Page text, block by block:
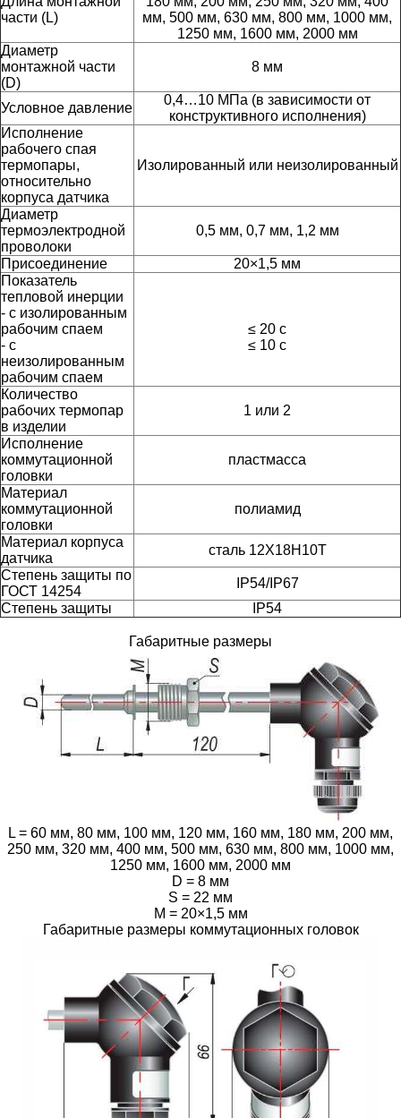
части (L)
мм, 500 мм, 630 мм, 800 мм, 1000 мм,
1250 мм, 1600 мм, 2000 мм
Диаметр
монтажной части
(D)
8 мм
Условное давление
0,4…10 МПа (в зависимости от
конструктивного исполнения)
Исполнение
рабочего спая
термопары,
относительно
корпуса датчика
Изолированный или неизолированный
Диаметр
термоэлектродной
проволоки
0,5 мм, 0,7 мм, 1,2 мм
Присоединение
20×1,5 мм
Показатель
тепловой инерции
- с изолированным
рабочим спаем
- с
неизолированным
рабочим спаем
≤ 20 с
≤ 10 с
Количество
рабочих термопар
в изделии
1 или 2
Исполнение
коммутационной
головки
пластмасса
Материал
коммутационной
головки
полиамид
Материал корпуса
датчика
сталь 12Х18Н10Т
Степень защиты по
ГОСТ 14254
IP54/IP67
Степень защиты
IP54
Габаритные размеры
L = 60 мм, 80 мм, 100 мм, 120 мм, 160 мм, 180 мм, 200 мм,
250 мм, 320 мм, 400 мм, 500 мм, 630 мм, 800 мм, 1000 мм,
1250 мм, 1600 мм, 2000 мм
D = 8 мм
S = 22 мм
M = 20×1,5 мм
Габаритные размеры коммутационных головок